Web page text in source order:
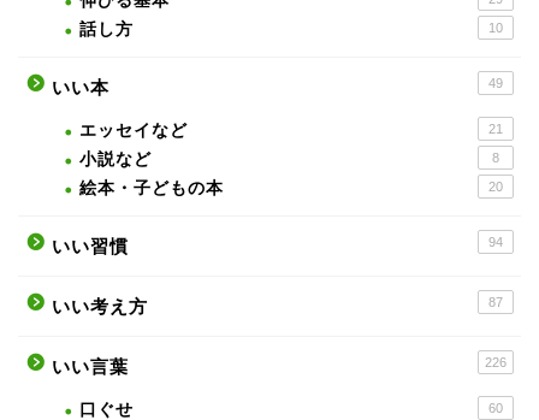
話し方 10
いい本 49
エッセイなど 21
小説など 8
絵本・子どもの本 20
いい習慣 94
いい考え方 87
いい言葉 226
口ぐせ 60